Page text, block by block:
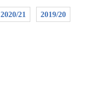
2020/21 2019/20